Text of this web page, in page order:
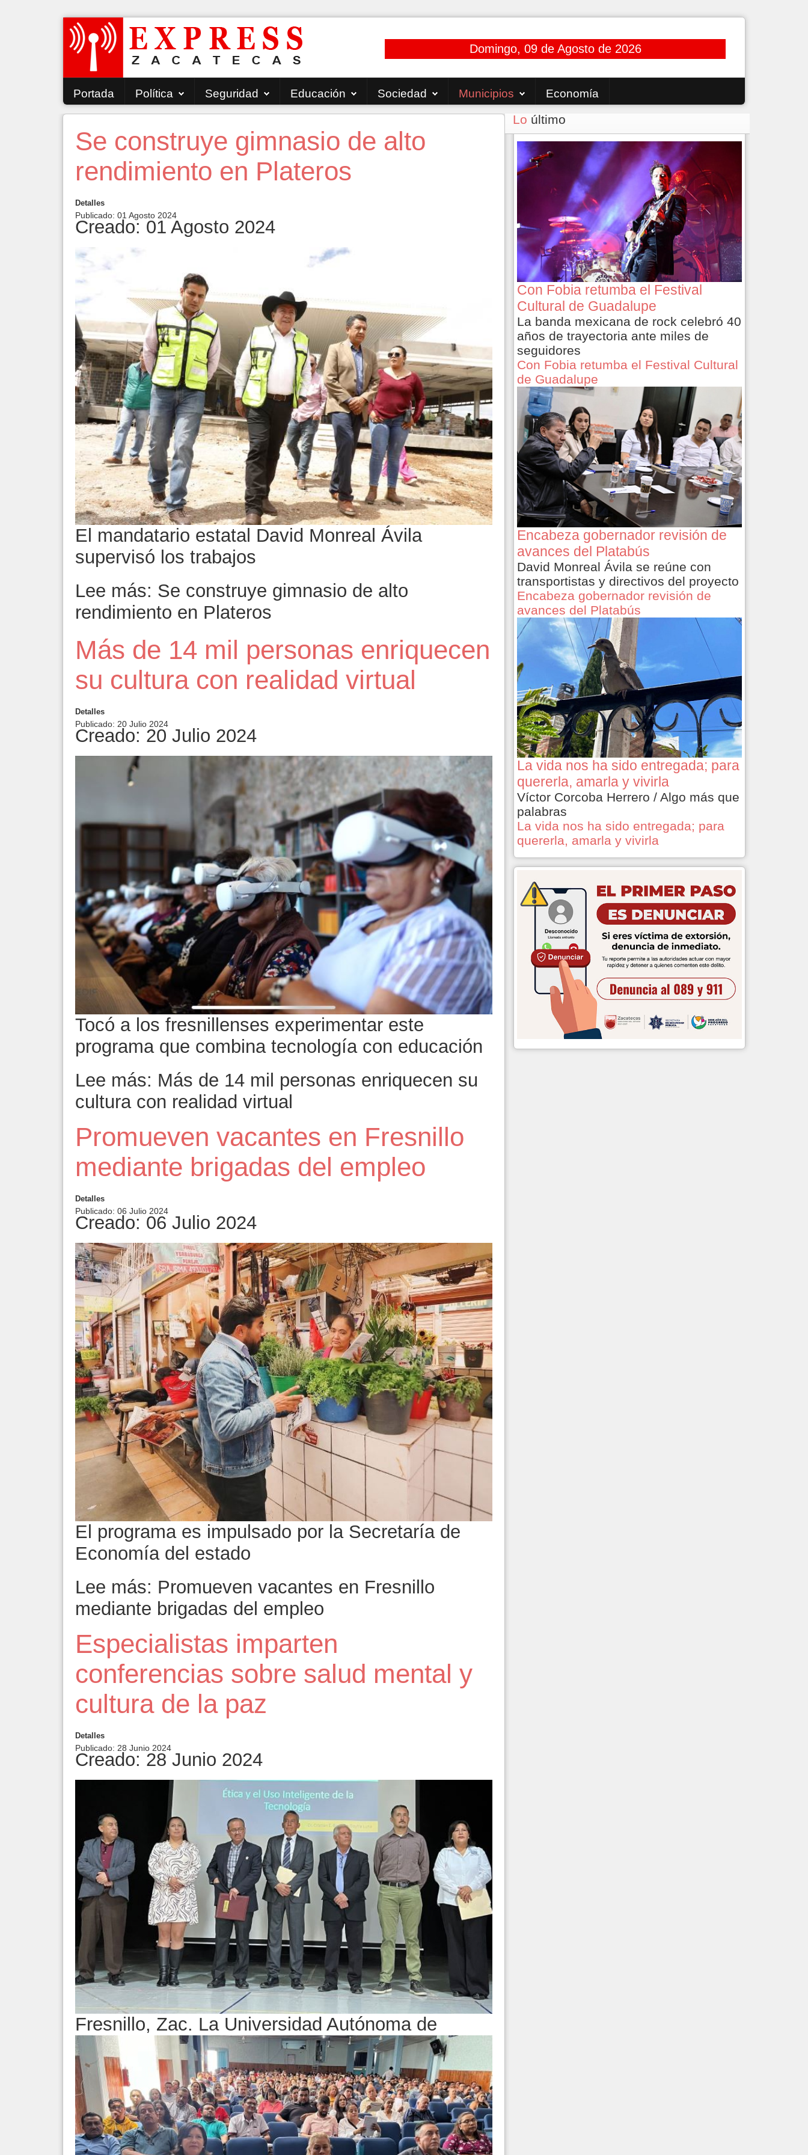
Domingo, 09 de Agosto de 2026
Portada Política Seguridad Educación Sociedad Municipios Economía
Se construye gimnasio de alto
rendimiento en Plateros
Detalles
Publicado: 01 Agosto 2024
Creado: 01 Agosto 2024
El mandatario estatal David Monreal Ávila
supervisó los trabajos
Lee más: Se construye gimnasio de alto
rendimiento en Plateros
Más de 14 mil personas enriquecen
su cultura con realidad virtual
Detalles
Publicado: 20 Julio 2024
Creado: 20 Julio 2024
Tocó a los fresnillenses experimentar este
programa que combina tecnología con educación
Lee más: Más de 14 mil personas enriquecen su
cultura con realidad virtual
Promueven vacantes en Fresnillo
mediante brigadas del empleo
Detalles
Publicado: 06 Julio 2024
Creado: 06 Julio 2024
El programa es impulsado por la Secretaría de
Economía del estado
Lee más: Promueven vacantes en Fresnillo
mediante brigadas del empleo
Especialistas imparten
conferencias sobre salud mental y
cultura de la paz
Detalles
Publicado: 28 Junio 2024
Creado: 28 Junio 2024
Fresnillo, Zac. La Universidad Autónoma de
Lo último
Con Fobia retumba el Festival
Cultural de Guadalupe
La banda mexicana de rock celebró 40
años de trayectoria ante miles de
seguidores
Con Fobia retumba el Festival Cultural
de Guadalupe
Encabeza gobernador revisión de
avances del Platabús
David Monreal Ávila se reúne con
transportistas y directivos del proyecto
Encabeza gobernador revisión de
avances del Platabús
La vida nos ha sido entregada; para
quererla, amarla y vivirla
Víctor Corcoba Herrero / Algo más que
palabras
La vida nos ha sido entregada; para
quererla, amarla y vivirla